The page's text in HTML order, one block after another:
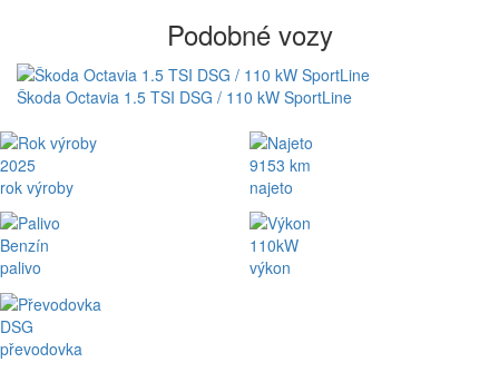
Podobné vozy
Škoda Octavia 1.5 TSI DSG / 110 kW SportLine
2025
rok výroby
Benzín
palivo
DSG
převodovka
9153 km
najeto
110kW
výkon